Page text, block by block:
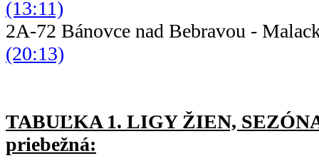
(13:11)
2A-72 Bánovce nad Bebravou -
(20:13)
TABUĽKA 1. LIGY ŽIEN,
priebežná: